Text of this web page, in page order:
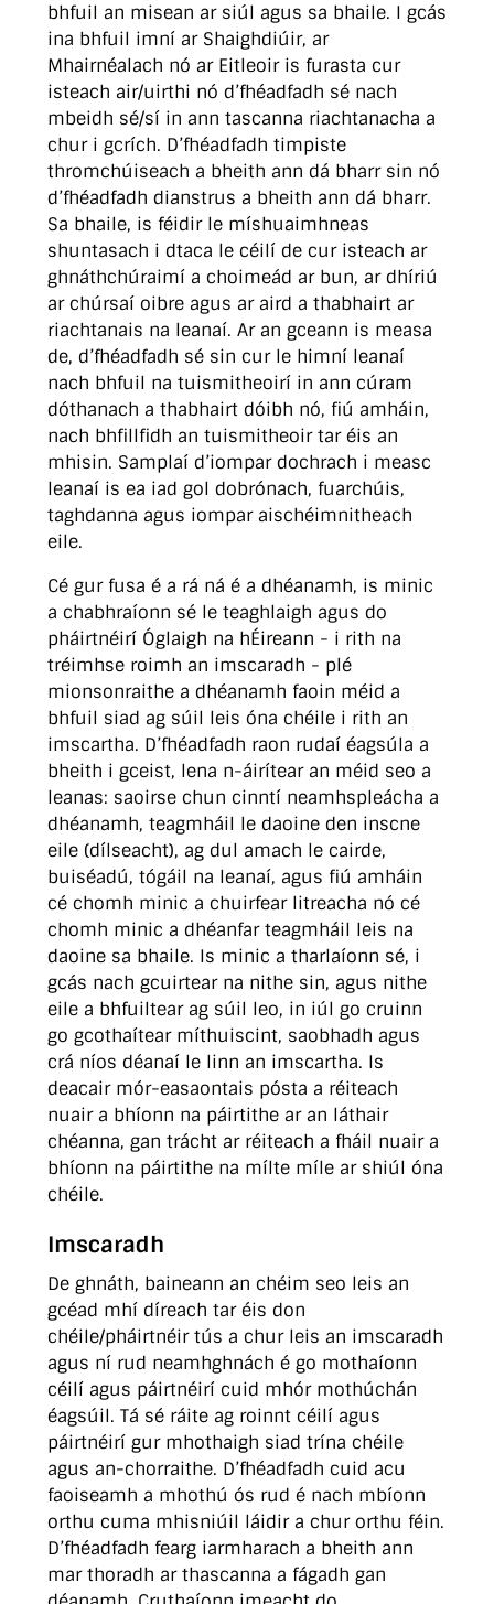
bhfuil an misean ar siúl agus sa bhaile. I gcás
ina bhfuil imní ar Shaighdiúir, ar
Mhairnéalach nó ar Eitleoir is furasta cur
isteach air/uirthi nó d’fhéadfadh sé nach
mbeidh sé/sí in ann tascanna riachtanacha a
chur i gcrích. D’fhéadfadh timpiste
thromchúiseach a bheith ann dá bharr sin nó
d’fhéadfadh dianstrus a bheith ann dá bharr.
Sa bhaile, is féidir le míshuaimhneas
shuntasach i dtaca le céilí de cur isteach ar
ghnáthchúraimí a choimeád ar bun, ar dhíriú
ar chúrsaí oibre agus ar aird a thabhairt ar
riachtanais na leanaí. Ar an gceann is measa
de, d’fhéadfadh sé sin cur le himní leanaí
nach bhfuil na tuismitheoirí in ann cúram
dóthanach a thabhairt dóibh nó, fiú amháin,
nach bhfillfidh an tuismitheoir tar éis an
mhisin. Samplaí d’iompar dochrach i measc
leanaí is ea iad gol dobrónach, fuarchúis,
taghdanna agus iompar aischéimnitheach
eile.
Cé gur fusa é a rá ná é a dhéanamh, is minic
a chabhraíonn sé le teaghlaigh agus do
pháirtnéirí Óglaigh na hÉireann - i rith na
tréimhse roimh an imscaradh - plé
mionsonraithe a dhéanamh faoin méid a
bhfuil siad ag súil leis óna chéile i rith an
imscartha. D’fhéadfadh raon rudaí éagsúla a
bheith i gceist, lena n-áirítear an méid seo a
leanas: saoirse chun cinntí neamhspleácha a
dhéanamh, teagmháil le daoine den inscne
eile (dílseacht), ag dul amach le cairde,
buiséadú, tógáil na leanaí, agus fiú amháin
cé chomh minic a chuirfear litreacha nó cé
chomh minic a dhéanfar teagmháil leis na
daoine sa bhaile. Is minic a tharlaíonn sé, i
gcás nach gcuirtear na nithe sin, agus nithe
eile a bhfuiltear ag súil leo, in iúl go cruinn
go gcothaítear míthuiscint, saobhadh agus
crá níos déanaí le linn an imscartha. Is
deacair mór-easaontais pósta a réiteach
nuair a bhíonn na páirtithe ar an láthair
chéanna, gan trácht ar réiteach a fháil nuair a
bhíonn na páirtithe na mílte míle ar shiúl óna
chéile.
Imscaradh
De ghnáth, baineann an chéim seo leis an
gcéad mhí díreach tar éis don
chéile/pháirtnéir tús a chur leis an imscaradh
agus ní rud neamhghnách é go mothaíonn
céilí agus páirtnéirí cuid mhór mothúchán
éagsúil. Tá sé ráite ag roinnt céilí agus
páirtnéirí gur mhothaigh siad trína chéile
agus an-chorraithe. D’fhéadfadh cuid acu
faoiseamh a mhothú ós rud é nach mbíonn
orthu cuma mhisniúil láidir a chur orthu féin.
D’fhéadfadh fearg iarmharach a bheith ann
mar thoradh ar thascanna a fágadh gan